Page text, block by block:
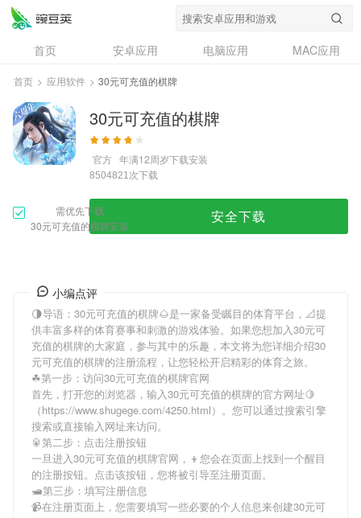
首页 安卓应用 电脑应用
MAC应用
资讯
专题
问答
首页 > 应用软件 > 30元可充值的棋牌
30元可充值的棋牌
官方 年满12周岁下载安装
8504821次下载
需优先下载
30元可充值的棋牌安装
安全下载
小编点评
🌗导语： 30元可充值的棋牌🌰是一家备受瞩目的体育平台，📐提
供丰富多样的体育赛事和刺激的游戏体验。如果您想加入30元可
充值的棋牌的大家庭，参与其中的乐趣，本文将为您详细介绍30
元可充值的棋牌的注册流程，让您轻松开启精彩的体育之旅。
☘第一步：访问30元可充值的棋牌官网
首先，打开您的浏览器，输入30元可充值的棋牌的官方网址🍋
（https://www.shugege.com/4250.html）。您可以通过搜索引擎
搜索或直接输入网址来访问。
🥫第二步：点击注册按钮
一旦进入30元可充值的棋牌官网，👦您会在页面上找到一个醒目
的注册按钮。点击该按钮，您将被引导至注册页面。
🛥第三步：填写注册信息
📹在注册页面上，您需要填写一些必要的个人信息来创建30元可